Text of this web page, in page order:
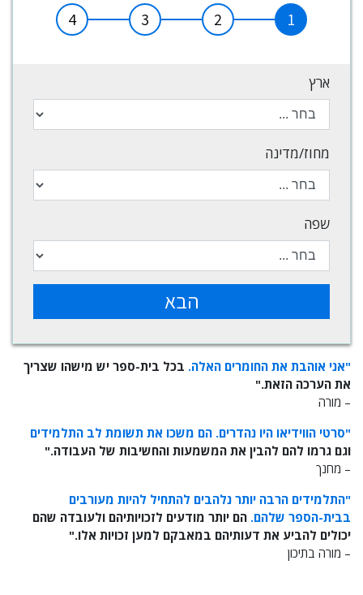
1
2
3
4
ארץ
מחוז/מדינה
שפה
הבא
"אני אוהבת את החומרים האלה. בכל בית-ספר יש מישהו שצריך
את הערכה הזאת."
– מורה
"סרטי הווידיאו היו נהדרים. הם משכו את תשומת לב התלמידים
וגם גרמו להם להבין את המשמעות והחשיבות של העבודה."
– מחנך
"התלמידים הרבה יותר נלהבים להתחיל להיות מעורבים
בבית-הספר שלהם. הם יותר מודעים לזכויותיהם ולעובדה שהם
יכולים להביע את דעותיהם במאבקם למען זכויות אלו."
– מורה בתיכון